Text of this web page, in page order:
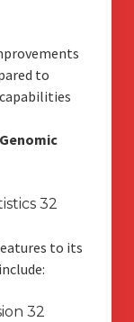
to
Genomic
32
to its
32